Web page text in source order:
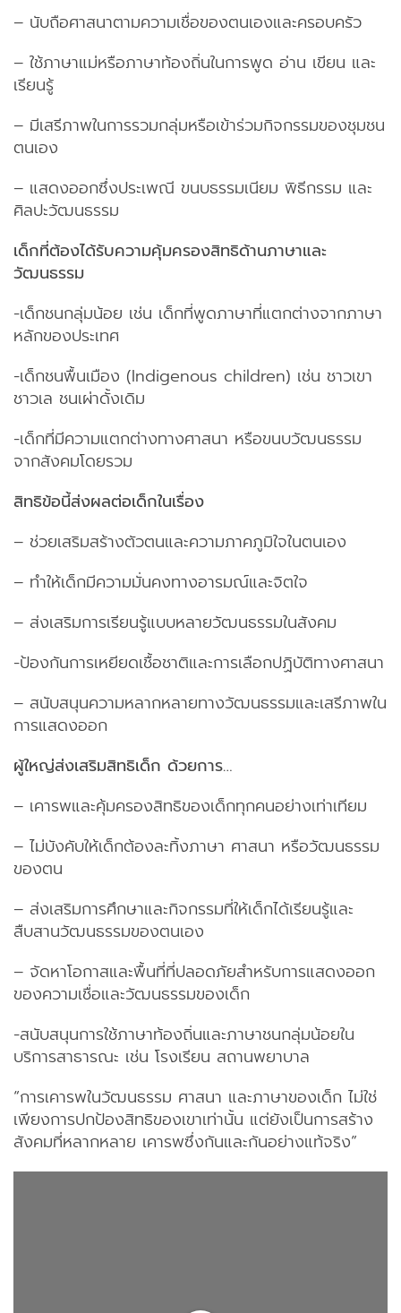
– นับถือศาสนาตามความเชื่อของตนเองและครอบครัว
– ใช้ภาษาแม่หรือภาษาท้องถิ่นในการพูด อ่าน เขียน และ
เรียนรู้
– มีเสรีภาพในการรวมกลุ่มหรือเข้าร่วมกิจกรรมของชุมชน
ตนเอง
– แสดงออกซึ่งประเพณี ขนบธรรมเนียม พิธีกรรม และ
ศิลปะวัฒนธรรม
เด็กที่ต้องได้รับความคุ้มครองสิทธิด้านภาษาและ
วัฒนธรรม
-เด็กชนกลุ่มน้อย เช่น เด็กที่พูดภาษาที่แตกต่างจากภาษา
หลักของประเทศ
-เด็กชนพื้นเมือง (Indigenous children) เช่น ชาวเขา
ชาวเล ชนเผ่าดั้งเดิม
-เด็กที่มีความแตกต่างทางศาสนา หรือขนบวัฒนธรรม
จากสังคมโดยรวม
สิทธิข้อนี้ส่งผลต่อเด็กในเรื่อง
– ช่วยเสริมสร้างตัวตนและความภาคภูมิใจในตนเอง
– ทำให้เด็กมีความมั่นคงทางอารมณ์และจิตใจ
– ส่งเสริมการเรียนรู้แบบหลายวัฒนธรรมในสังคม
-ป้องกันการเหยียดเชื้อชาติและการเลือกปฏิบัติทางศาสนา
– สนับสนุนความหลากหลายทางวัฒนธรรมและเสรีภาพใน
การแสดงออก
ผู้ใหญ่ส่งเสริมสิทธิเด็ก ด้วยการ…
– เคารพและคุ้มครองสิทธิของเด็กทุกคนอย่างเท่าเทียม
– ไม่บังคับให้เด็กต้องละทิ้งภาษา ศาสนา หรือวัฒนธรรม
ของตน
– ส่งเสริมการศึกษาและกิจกรรมที่ให้เด็กได้เรียนรู้และ
สืบสานวัฒนธรรมของตนเอง
– จัดหาโอกาสและพื้นที่ที่ปลอดภัยสำหรับการแสดงออก
ของความเชื่อและวัฒนธรรมของเด็ก
-สนับสนุนการใช้ภาษาท้องถิ่นและภาษาชนกลุ่มน้อยใน
บริการสาธารณะ เช่น โรงเรียน สถานพยาบาล
“การเคารพในวัฒนธรรม ศาสนา และภาษาของเด็ก ไม่ใช่
เพียงการปกป้องสิทธิของเขาเท่านั้น แต่ยังเป็นการสร้าง
สังคมที่หลากหลาย เคารพซึ่งกันและกันอย่างแท้จริง”